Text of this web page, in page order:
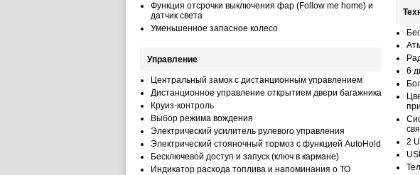
Функция отсрочки выключения фар (Follow me home) и
датчик света
Уменьшенное запасное колесо
Управление
Центральный замок с дистанционным управлением
Дистанционное управление открытием двери багажника
Круиз-контроль
Выбор режима вождения
Электрический усилитель рулевого управления
Электрический стояночный тормоз с функцией AutoHold
Бесключевой доступ и запуск (ключ в кармане)
Индикатор расхода топлива и напоминания о ТО
6
2